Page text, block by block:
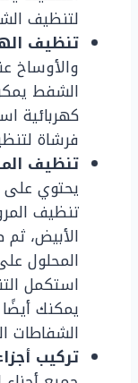
لتنظيف
تنظيف
والأوساخ
الشفط
كهربائية
فرشاة
تنظيف
يحتوي
تنظيف
الأبيض،
يمكنك
الشفاطات
تركيب